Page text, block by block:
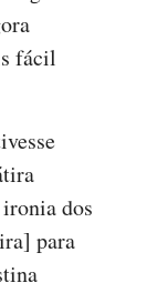
fácil
dos
para